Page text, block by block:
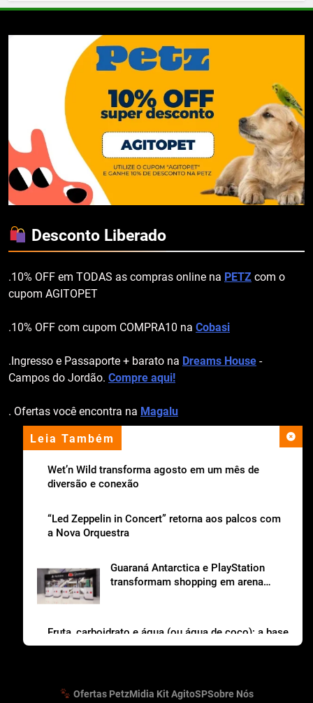
Leia Também
Wet’n Wild transforma agosto em um mês de
diversão e conexão
“Led Zeppelin in Concert” retorna aos palcos com
a Nova Orquestra
Guaraná Antarctica e PlayStation
transformam shopping em arena
Fruta, carboidrato e água (ou água de coco): a base
da lancheira saudável
Desconto Liberado
.10% OFF em TODAS as compras online na PETZ com o
cupom AGITOPET
.10% OFF com cupom COMPRA10 na Cobasi
.Ingresso e Passaporte + barato na Dreams House -
Campos do Jordão. Compre aqui!
. Ofertas você encontra na Magalu
apoio institucional
Ofertas PetzMidia Kit AgitoSPSobre Nós